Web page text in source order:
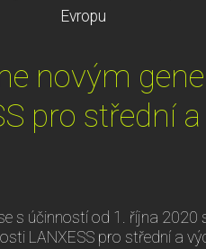
Evropu
novým
pro střední
s účinností od 1. října 2020
LANXESS pro střední a